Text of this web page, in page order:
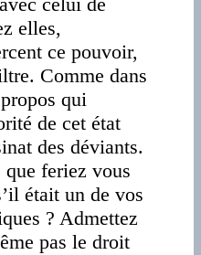
elles,
ce pouvoir,
Comme dans
qui
de cet état
des déviants.
feriez vous
était un de vos
? Admettez
pas le droit